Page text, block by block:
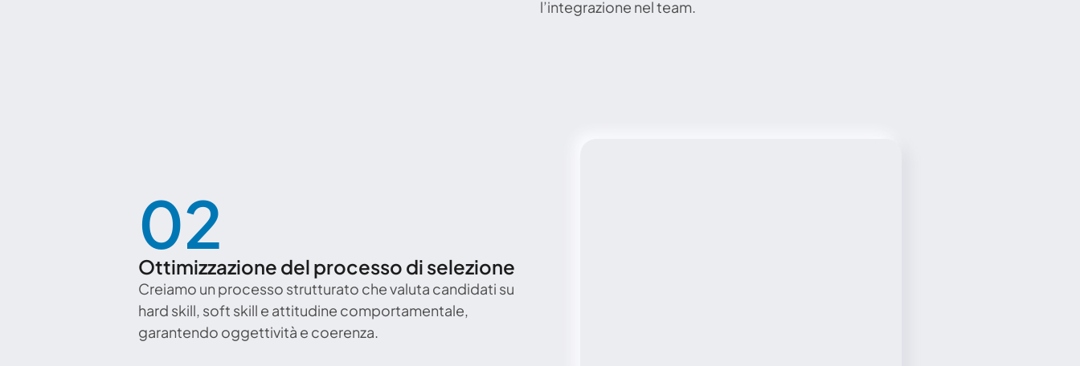
l’integrazione nel team.
02
Ottimizzazione del processo di selezione
Creiamo un processo strutturato che valuta candidati su
hard skill, soft skill e attitudine comportamentale,
garantendo oggettività e coerenza.